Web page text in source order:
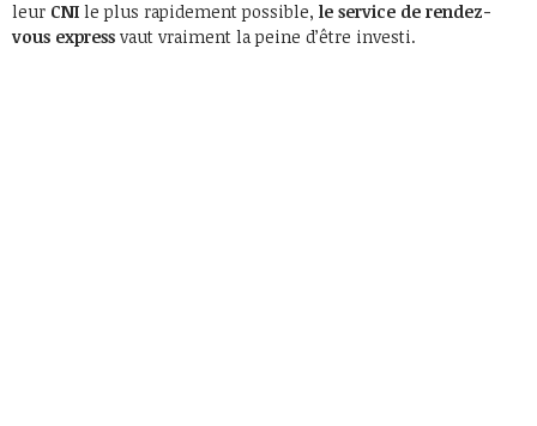
leur CNI le plus rapidement possible, le service de rendez-
vous express vaut vraiment la peine d’être investi.